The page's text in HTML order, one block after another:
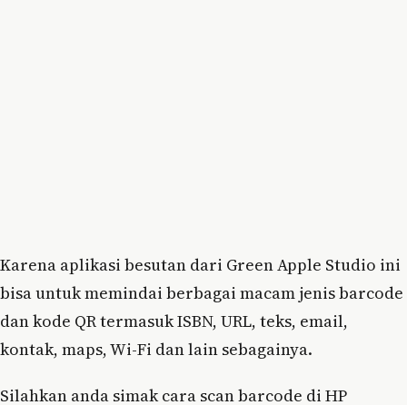
Karena aplikasi besutan dari Green Apple Studio ini
bisa untuk memindai berbagai macam jenis barcode
dan kode QR termasuk ISBN, URL, teks, email,
kontak, maps, Wi-Fi dan lain sebagainya.
Silahkan anda simak cara scan barcode di HP